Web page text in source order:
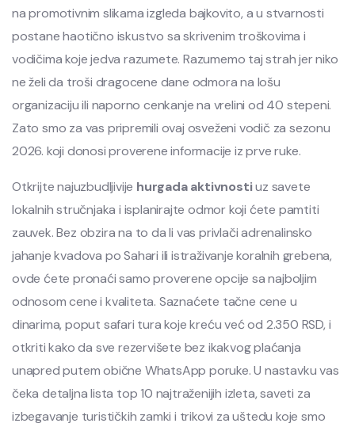
na promotivnim slikama izgleda bajkovito, a u stvarnosti
postane haotično iskustvo sa skrivenim troškovima i
vodičima koje jedva razumete. Razumemo taj strah jer niko
ne želi da troši dragocene dane odmora na lošu
organizaciju ili naporno cenkanje na vrelini od 40 stepeni.
Zato smo za vas pripremili ovaj osveženi vodič za sezonu
2026. koji donosi proverene informacije iz prve ruke.
Otkrijte najuzbudljivije hurgada aktivnostiuz savete
lokalnih stručnjaka i isplanirajte odmor koji ćete pamtiti
zauvek. Bez obzira na to da li vas privlači adrenalinsko
jahanje kvadova po Sahari ili istraživanje koralnih grebena,
ovde ćete pronaći samo proverene opcije sa najboljim
odnosom cene i kvaliteta. Saznaćete tačne cene u
dinarima, poput safari tura koje kreću već od 2.350 RSD, i
otkriti kako da sve rezervišete bez ikakvog plaćanja
unapred putem obične WhatsApp poruke. U nastavku vas
čeka detaljna lista top 10 najtraženijih izleta, saveti za
izbegavanje turističkih zamki i trikovi za uštedu koje smo